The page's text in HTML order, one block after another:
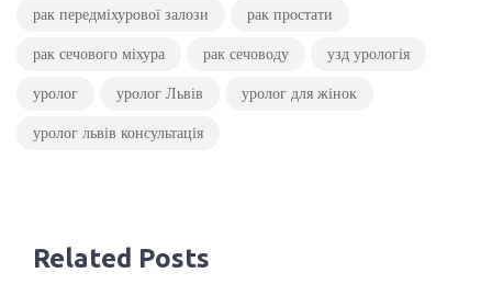
рак передміхурової залози рак простати
рак сечового міхура рак сечоводу узд урологія
уролог уролог Львів уролог для жінок
уролог львів консультація
Related Posts